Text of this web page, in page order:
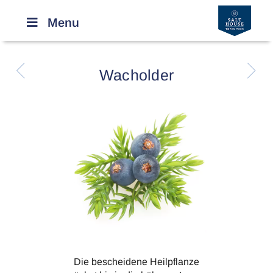
Menu
R r
Wacholder
Die bescheidene Heilpflanze